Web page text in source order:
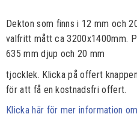
Dekton som finns i 12 mm och
valfritt mått ca 3200x1400mm.
635 mm djup och 20 mm
tjocklek. Klicka på offert
för att få en kostnadsfri offert.
Klicka här för mer information